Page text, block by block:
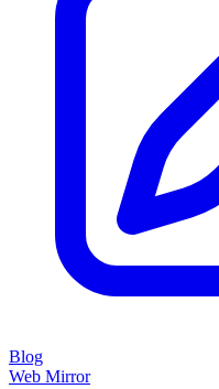
Blog
Web Mirror